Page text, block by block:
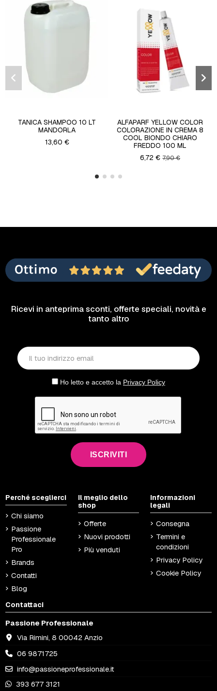
TANICA SHAMPOO 10 LT
MANDORLA
13,60 €
ALFAPARF YELLOW COLOR
COLORAZIONE IN CREMA 8
COOL BIONDO CHIARO
FREDDO 100 ML
6,72 €7,90 €
Ricevi in anteprima sconti, offerte speciali, novità e
tanto altro
Ho letto e accetto la Privacy Policy
ISCRIVITI
Perché sceglierci
Chi siamo
Passione
Professionale
Pro
Brands
Contatti
Blog
Il meglio dello
shop
Offerte
Nuovi prodotti
Più venduti
Informazioni
legali
Consegna
Termini e
condizioni
Privacy Policy
Cookie Policy
Contattaci
Passione Professionale
Via Rimini, 8 00042 Anzio
06 9871725
info@passioneprofessionale.it
393 677 3121